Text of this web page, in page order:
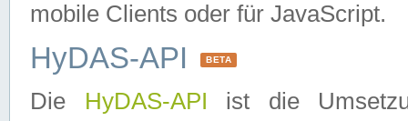
mobile Clients oder für JavaScript.
HyDAS-API BETA
Die HyDAS-API ist die